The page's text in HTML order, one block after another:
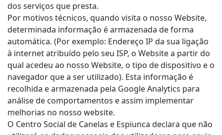
dos serviços que presta.
Por motivos técnicos, quando visita o nosso Website,
determinada informação é armazenada de forma
automática. (Por exemplo: Endereço IP da sua ligação
à internet atribuído pelo seu ISP, o Website a partir do
qual acedeu ao nosso Website, o tipo de dispositivo e o
navegador que a ser utilizado). Esta informação é
recolhida e armazenada pela Google Analytics para
análise de comportamentos e assim implementar
melhorias no nosso website.
O Centro Social de Canelas e Espiunca declara que não